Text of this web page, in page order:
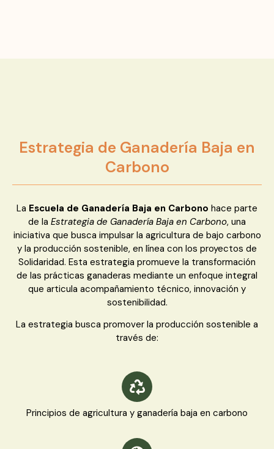
Estrategia de Ganadería Baja en
Carbono
La Escuela de Ganadería Baja en Carbono hace parte
de la Estrategia de Ganadería Baja en Carbono, una
iniciativa que busca impulsar la agricultura de bajo carbono
y la producción sostenible, en línea con los proyectos de
Solidaridad. Esta estrategia promueve la transformación
de las prácticas ganaderas mediante un enfoque integral
que articula acompañamiento técnico, innovación y
sostenibilidad.
La estrategia busca promover la producción sostenible a
través de:
Principios de agricultura y ganadería baja en carbono